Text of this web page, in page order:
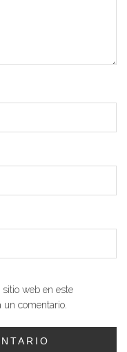
web en este
comentario.